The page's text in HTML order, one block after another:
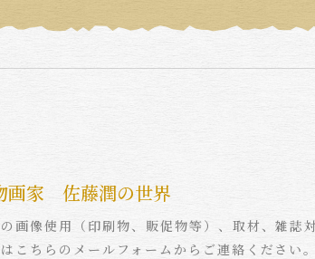
画家 佐藤潤の世界
画像使用（印刷物、販促物等）、取材、雑誌
こちらのメールフォームからご連絡ください